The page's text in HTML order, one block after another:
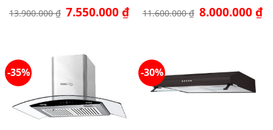
13.900.000₫ Giá
gốc
7.550.000₫Giá
hiện11.600.000₫ Giá
gốc
8.000.000₫
-35% -30%